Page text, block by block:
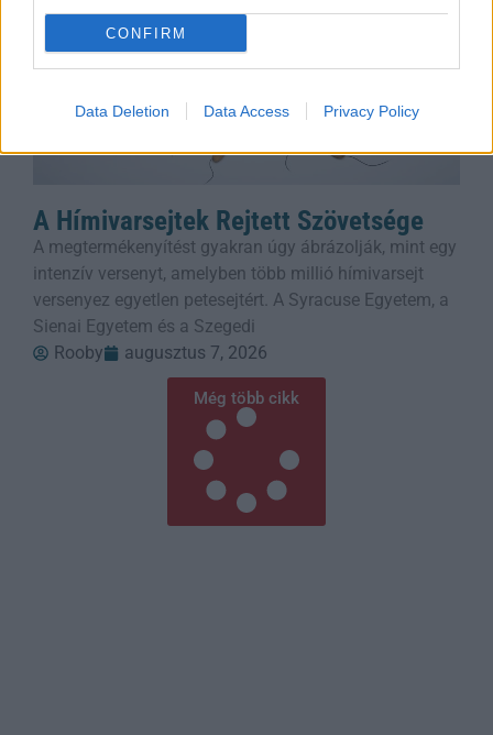
CONFIRM
Data Deletion Data Access Privacy Policy
A Hímivarsejtek Rejtett Szövetsége
A megtermékenyítést gyakran úgy ábrázolják, mint egy
intenzív versenyt, amelyben több millió hímivarsejt
versenyez egyetlen petesejtért. A Syracuse Egyetem, a
Sienai Egyetem és a Szegedi
Rooby
augusztus 7, 2026
Még több cikk